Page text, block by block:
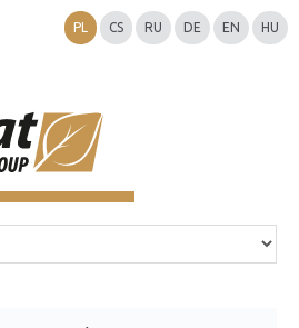
PL CS RU DE EN HU